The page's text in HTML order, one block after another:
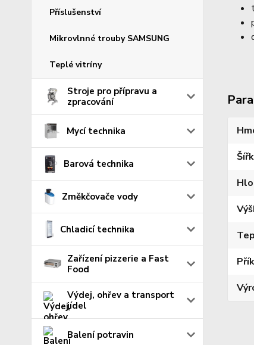
Příslušenství
Mikrovlnné trouby SAMSUNG
Teplé vitríny
Stroje pro přípravu a
zpracování
Mycí technika
Barová technika
Změkčovače vody
Chladicí technika
Zařízení pizzerie a Fast
Food
Výdej, ohřev a transport
jídel
Balení potravin